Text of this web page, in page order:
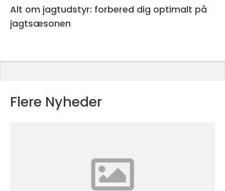
Alt om jagtudstyr: forbered dig optimalt på
jagtsæsonen
Flere Nyheder